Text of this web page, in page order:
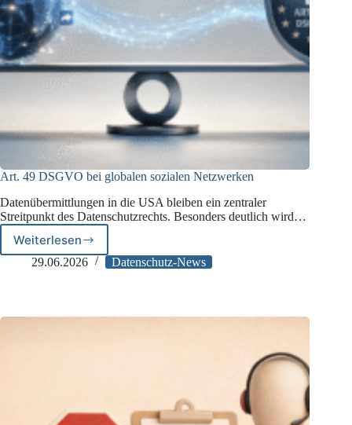
Art. 49 DSGVO bei globalen sozialen Netzwerken
Datenübermittlungen in die USA bleiben ein zentraler
Streitpunkt des Datenschutzrechts. Besonders deutlich wird…
Weiterlesen
Art.
49
sozialen
29.06.2026 Datenschutz-News